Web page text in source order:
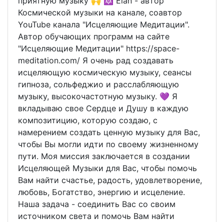
Космической музыки на канале, соавтор
YouTube канала "Исцеляющие Медитации".
Автор обучающих программ на сайте
"Исцеляющие Медитации" https://space-
meditation.com/ Я очень рад создавать
исцеляющую космическую музыку, сеансы
гипноза, сольфеджио и расслабляющую
музыку, высокочастотную музыку. 💜 Я
вкладываю свое Сердце и Душу в каждую
композитицию, которую создаю, с
намерением создать ценную музыку для Вас,
чтобы Вы могли идти по своему жизненному
пути. Моя миссия заключается в создании
Исцеляющей Музыки для Вас, чтобы помочь
Вам найти счастье, радость, удовлетворение,
любовь, Богатство, энергию и исцеление.
Наша задача - соединить Вас со своим
источником света и помочь Вам найти